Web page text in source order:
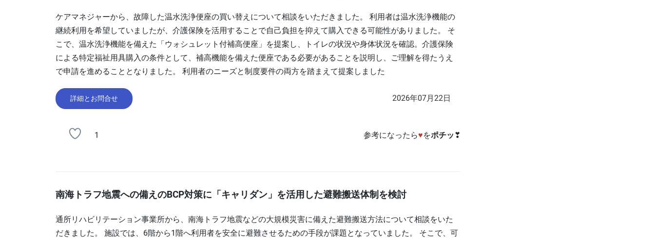
ケアマネジャーから、故障した温水洗浄便座の買い替えについて相談をいただきました。 利用者は温水洗浄機能の
継続利用を希望していましたが、介護保険を活用することで自己負担を抑えて購入できる可能性がありました。 そ
こで、温水洗浄機能を備えた「ウォシュレット付補高便座」を提案し、トイレの状況や身体状況を確認。介護保険
による特定福祉用具購入の条件として、補高機能を備えた便座である必要があることを説明し、ご理解を得たうえ
で申請を進めることとなりました。 利用者のニーズと制度要件の両方を踏まえて提案しました
詳細とお問合せ 2026年07月22日
1 参考になったら♥をポチッ ❣
南海トラフ地震への備えのBCP対策に「キャリダン」を活用した避難搬送体制を検討
通所リハビリテーション事業所から、南海トラフ地震などの大規模災害に備えた避難搬送方法について相談をいた
だきました。 施設では、6階から1階へ利用者を安全に避難させるための手段が課題となっていました。 そこで、可